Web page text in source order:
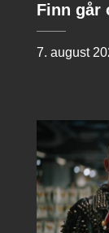
Finn går
7. august